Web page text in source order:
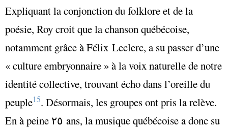
Expliquant la conjonction du folklore et de la
poésie, Roy croit que la chanson québécoise,
notamment grâce à Félix Leclerc, a su passer d’une
« culture embryonnaire »à la voixnaturelle de notre
identité collective, trouvant écho dans l’oreille du
peuple15. Désormais, les groupes ont pris la relève.
En à peine ٢٥ ans, la musique québécoise a donc su